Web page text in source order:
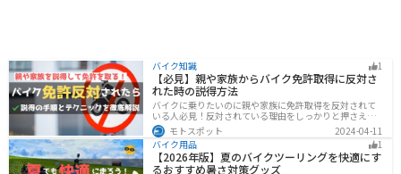
バイク知識 1
【必見】親や家族からバイク免許取得に反対さ
れた時の説得方法
バイクに乗りたいのに親や家族に免許取得を反対されて
いる人必見！反対されている理由をしっかりと押さえて
おけば相手に理解してもらえます。無闇に説得するので
はなく、誠意を持って対応することが大切です。この記
事では理由や説得の手順、テクニックをまとめました。
モトスポット
2024-04-11
バイク用品
1
【2026年版】夏のバイクツーリングを快適にす
るおすすめ暑さ対策グッズ